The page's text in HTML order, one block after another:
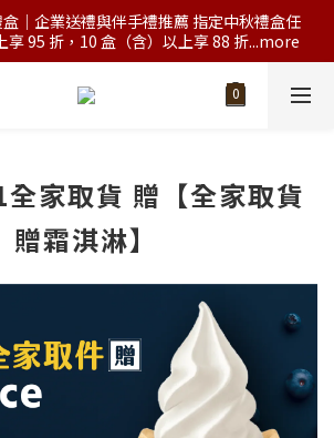
｜企業送禮與伴手禮推薦 指定中秋禮盒任
享 95 折，10 盒（含）以上享 88 折...more
家取貨 贈【全家取貨
贈霜淇淋】